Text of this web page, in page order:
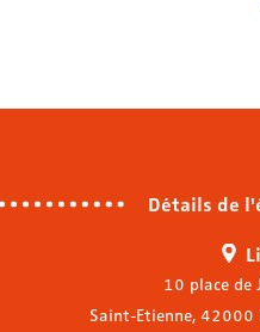
Détails de
10 place de
Saint-Etienne, 42000